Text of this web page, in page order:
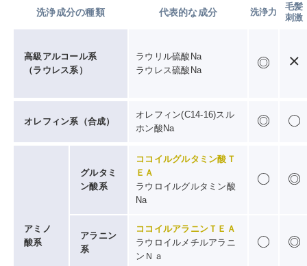
洗浄成分の種類 代表的な成分 洗浄力
毛髪
刺激
高級アルコール系
（ラウレス系）
ラウリル硫酸Na
ラウレス硫酸Na
オレフィン系（合成）
オレフィン(C14-16)スル
ホン酸Na
アミノ
酸系
グルタミ
ン酸系
ココイルグルタミン酸Ｔ
ＥＡ
ラウロイルグルタミン酸
Na
アラニン
系
ココイルアラニンＴＥＡ
ラウロイルメチルアラニ
ンＮａ